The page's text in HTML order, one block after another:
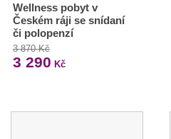
Wellness pobyt v
Českém ráji se snídaní
či polopenzí
3 870 Kč
3 290 Kč